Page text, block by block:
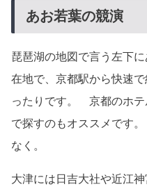
あお若葉の競演
琵琶湖の地図で言う左下
在地で、京都駅から快速
ったりです。 京都のホテ
で探すのもオススメです
なく。
大津には日吉大社や近江